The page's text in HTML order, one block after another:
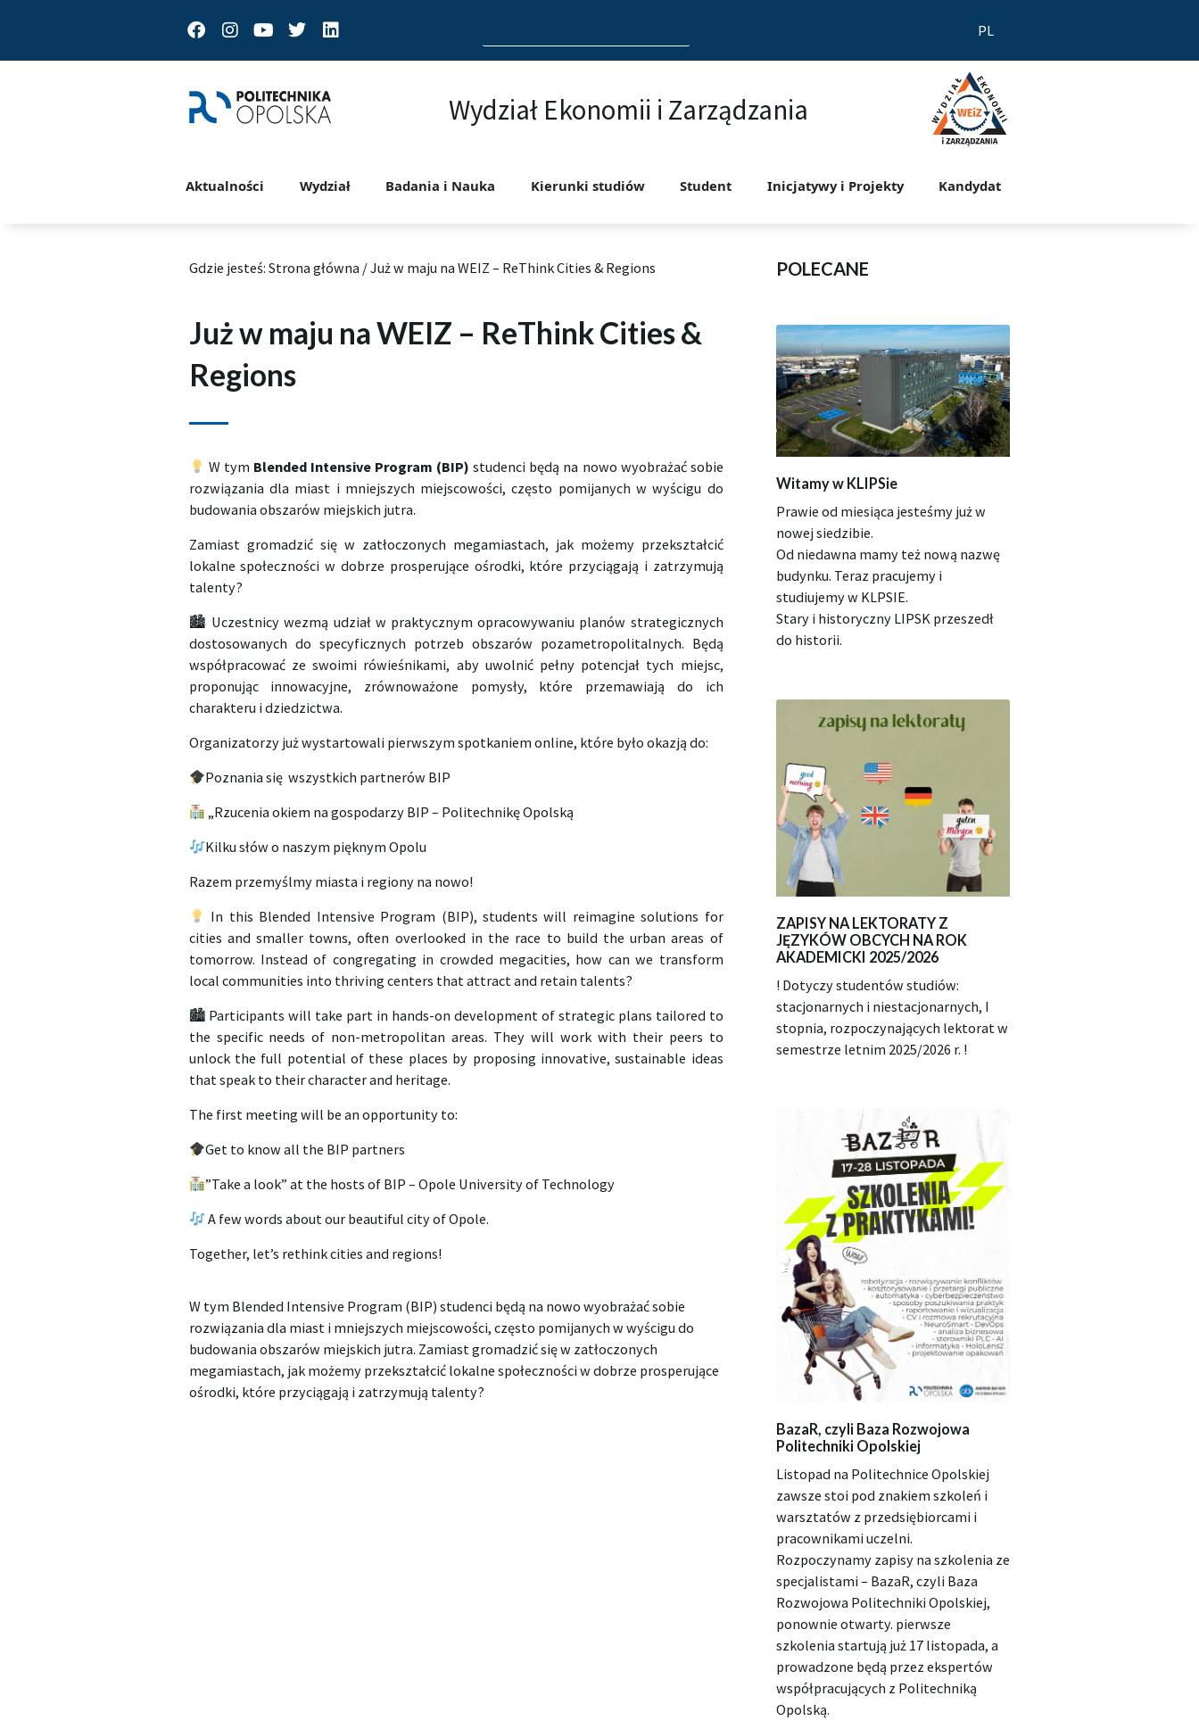
FacebookInstagram
Youtube
TwitterLinkedin
for:
PL
Wydział Ekonomii i Zarządzania
Aktualności Wydział Badania i Nauka Kierunki studiów Student Inicjatywy i Projekty Kandydat
Gdzie jesteś: Strona główna /Już w maju na WEIZ – ReThink Cities & Regions
Już w maju na WEIZ – ReThink Cities &
Regions
W tym Blended Intensive Program (BIP)studenci będą na nowo wyobrażać sobie
rozwiązania dla miast i mniejszych miejscowości, często pomijanych w wyścigu do
budowania obszarów miejskich jutra.
Zamiast gromadzić się w zatłoczonych megamiastach, jak możemy przekształcić
lokalne społeczności w dobrze prosperujące ośrodki, które przyciągają i zatrzymują
talenty?
🏙 Uczestnicy wezmą udział w praktycznym opracowywaniu planów strategicznych
dostosowanych do specyficznych potrzeb obszarów pozametropolitalnych. Będą
współpracować ze swoimi rówieśnikami, aby uwolnić pełny potencjał tych miejsc,
proponując innowacyjne, zrównoważone pomysły, które przemawiają do ich
charakteru i dziedzictwa.
Organizatorzy już wystartowali pierwszym spotkaniem online, które było okazją do:
Poznania się wszystkich partnerów BIP
„Rzucenia okiem na gospodarzy BIP – Politechnikę Opolską
Kilku słów o naszym pięknym Opolu
Razem przemyślmy miasta i regiony na nowo!
In this Blended Intensive Program (BIP), students will reimagine solutions for
cities and smaller towns, often overlooked in the race to build the urban areas of
tomorrow. Instead of congregating in crowded megacities, how can we transform
local communities into thriving centers that attract and retain talents?
🏙 Participants will take part in hands-on development of strategic plans tailored to
the specific needs of non-metropolitan areas. They will work with their peers to
unlock the full potential of these places by proposing innovative, sustainable ideas
that speak to their character and heritage.
The first meeting will be an opportunity to:
Get to know all the BIP partners
”Take a look” at the hosts of BIP – Opole University of Technology
A few words about our beautiful city of Opole.
Together, let’s rethink cities and regions!
W tym Blended Intensive Program (BIP) studenci będą na nowo wyobrażać sobie
rozwiązania dla miast i mniejszych miejscowości, często pomijanych w wyścigu do
budowania obszarów miejskich jutra. Zamiast gromadzić się w zatłoczonych
megamiastach, jak możemy przekształcić lokalne społeczności w dobrze prosperujące
ośrodki, które przyciągają i zatrzymują talenty?
POLECANE
Witamy w KLIPSie
Prawie od miesiąca jesteśmy już w
nowej siedzibie.
Od niedawna mamy też nową nazwę
budynku. Teraz pracujemy i
studiujemy w KLPSIE.
Stary i historyczny LIPSK przeszedł
do historii.
ZAPISY NA LEKTORATY Z
JĘZYKÓW OBCYCH NA ROK
AKADEMICKI 2025/2026
! Dotyczy studentów studiów:
stacjonarnych i niestacjonarnych, I
stopnia, rozpoczynających lektorat w
semestrze letnim 2025/2026 r. !
BazaR, czyli Baza Rozwojowa
Politechniki Opolskiej
Listopad na Politechnice Opolskiej
zawsze stoi pod znakiem szkoleń i
warsztatów z przedsiębiorcami i
pracownikami uczelni.
Rozpoczynamy zapisy na szkolenia ze
specjalistami – BazaR, czyli Baza
Rozwojowa Politechniki Opolskiej,
ponownie otwarty. pierwsze
szkolenia startują już 17 listopada, a
prowadzone będą przez ekspertów
współpracujących z Politechniką
Opolską.